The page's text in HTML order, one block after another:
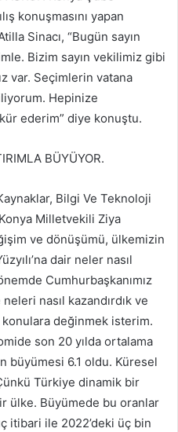
konuşmasını yapan
Sinacı, “Bugün sayın
Bizim sayın vekilimiz gibi
var. Seçimlerin vatana
Hepinize
ederim” diye konuştu.
BÜYÜYOR.
Bilgi Ve Teknoloji
Milletvekili Ziya
ve dönüşümü, ülkemizin
dair neler nasıl
Cumhurbaşkanımız
nasıl kazandırdık ve
konulara değinmek isterim.
son 20 yılda ortalama
büyümesi 6.1 oldu. Küresel
Türkiye dinamik bir
ülke. Büyümede bu oranlar
itibari ile 2022’deki üç bin